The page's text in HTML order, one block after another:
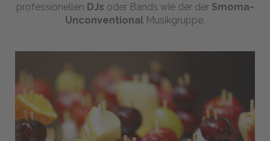
Anfrage
professionellen DJs oder Bands wie der der Smoma-
Unconventional Musikgruppe.